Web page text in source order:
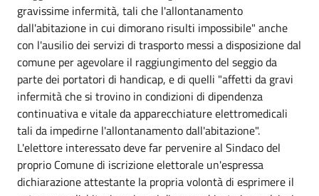
gravissime infermità, tali che l'allontanamento
dall'abitazione in cui dimorano risulti impossibile" anche
con l'ausilio dei servizi di trasporto messi a disposizione dal
comune per agevolare il raggiungimento del seggio da
parte dei portatori di handicap, e di quelli "affetti da gravi
infermità che si trovino in condizioni di dipendenza
continuativa e vitale da apparecchiature elettromedicali
tali da impedirne l'allontanamento dall'abitazione".
L'elettore interessato deve far pervenire al Sindaco del
proprio Comune di iscrizione elettorale un'espressa
dichiarazione attestante la propria volontà di esprimere il